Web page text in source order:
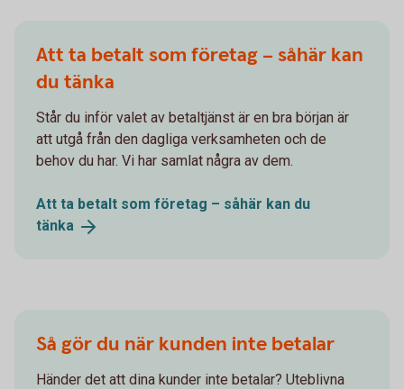
Att ta betalt som företag – såhär kan
du tänka
Står du inför valet av betaltjänst är en bra början är
att utgå från den dagliga verksamheten och de
behov du har. Vi har samlat några av dem.
Att ta betalt som företag – såhär kan du
tänka
Så gör du när kunden inte betalar
Händer det att dina kunder inte betalar? Uteblivna